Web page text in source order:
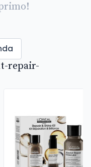
repair-